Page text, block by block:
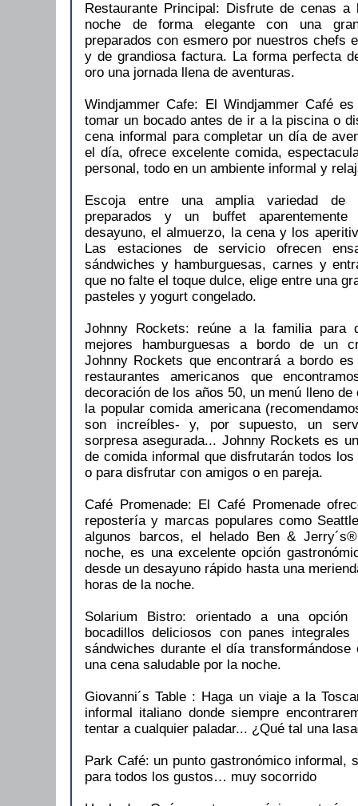
Restaurante Principal: Disfrute de cenas
noche de forma elegante con una
preparados con esmero por nuestros chefs
y de grandiosa factura. La forma perfecta
oro una jornada llena de aventuras.
Windjammer Cafe: El Windjammer Café
tomar un bocado antes de ir a la piscina o
cena informal para completar un día de
el día, ofrece excelente comida,
personal, todo en un ambiente informal y
Escoja entre una amplia variedad de
preparados y un buffet
desayuno, el almuerzo, la cena y los
Las estaciones de servicio ofrecen
sándwiches y hamburguesas, carnes y
que no falte el toque dulce, elige entre una
pasteles y yogurt congelado.
Johnny Rockets: reúne a la familia para
mejores hamburguesas a bordo de un
Johnny Rockets que encontrará a bordo
restaurantes americanos que
decoración de los años 50, un menú lleno
la popular comida americana
son increíbles- y, por supuesto, un
sorpresa asegurada... Johnny Rockets es
de comida informal que disfrutarán todos
o para disfrutar con amigos o en pareja.
Café Promenade: El Café Promenade
repostería y marcas populares como
algunos barcos, el helado Ben &
noche, es una excelente opción
desde un desayuno rápido hasta una
horas de la noche.
Solarium Bistro: orientado a una opción
bocadillos deliciosos con panes
sándwiches durante el día transformándose
una cena saludable por la noche.
Giovanni´s Table : Haga un viaje a la
informal italiano donde siempre
tentar a cualquier paladar... ¿Qué tal una
Park Café: un punto gastronómico informal,
para todos los gustos… muy socorrido